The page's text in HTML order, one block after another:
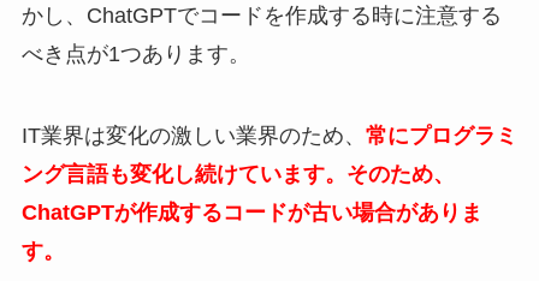
かし、ChatGPTでコードを作成する時に注意する
べき点が1つあります。
IT業界は変化の激しい業界のため、 常にプログラミ
ング言語も変化し続けています。そのため、
ChatGPTが作成するコードが古い場合がありま
す。